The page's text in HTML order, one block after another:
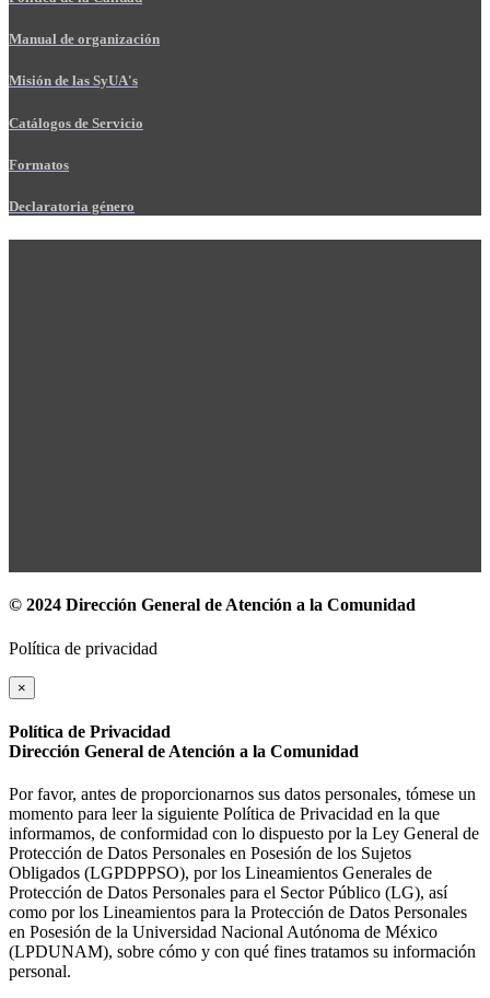
Manual de organización
Misión de las SyUA's
Catálogos de Servicio
Formatos
Declaratoria género
© 2024 Dirección General de Atención a la Comunidad
Política de privacidad
×
Política de Privacidad
Dirección General de Atención a la Comunidad
Por favor, antes de proporcionarnos sus datos personales, tómese un
momento para leer la siguiente Política de Privacidad en la que
informamos, de conformidad con lo dispuesto por la Ley General de
Protección de Datos Personales en Posesión de los Sujetos
Obligados (LGPDPPSO), por los Lineamientos Generales de
Protección de Datos Personales para el Sector Público (LG), así
como por los Lineamientos para la Protección de Datos Personales
en Posesión de la Universidad Nacional Autónoma de México
(LPDUNAM), sobre cómo y con qué fines tratamos su información
personal.